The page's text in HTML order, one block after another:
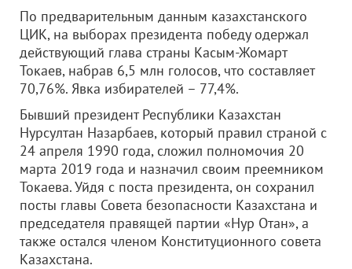
По предварительным данным казахстанского
ЦИК, на выборах президента победу одержал
действующий глава страны Касым-Жомарт
Токаев, набрав 6,5 млн голосов, что составляет
70,76%. Явка избирателей – 77,4%.
Бывший президент Республики Казахстан
Нурсултан Назарбаев, который правил страной с
24 апреля 1990 года, сложил полномочия 20
марта 2019 года и назначил своим преемником
Токаева. Уйдя с поста президента, он сохранил
посты главы Совета безопасности Казахстана и
председателя правящей партии «Нур Отан», а
также остался членом Конституционного совета
Казахстана.